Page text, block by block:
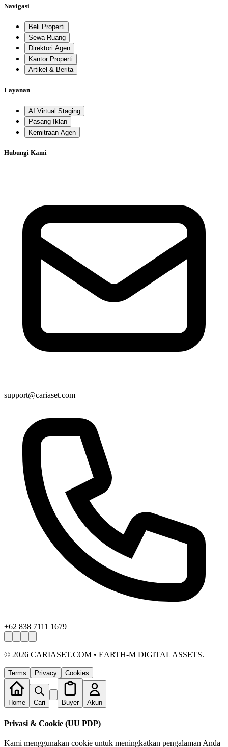
Navigasi
Beli Properti
Sewa Ruang
Direktori Agen
Kantor Properti
Artikel & Berita
Layanan
AI Virtual Staging
Pasang Iklan
Kemitraan Agen
Hubungi Kami
support@cariaset.com
+62 838 7111 1679
© 2026 CARIASET.COM • EARTH-M DIGITAL ASSETS.
Terms Privacy Cookies
Home Cari Buyer Akun
Privasi & Cookie (UU PDP)
Kami menggunakan cookie untuk meningkatkan pengalaman Anda